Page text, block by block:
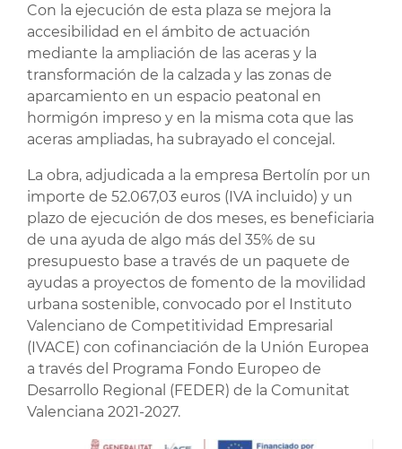
Con la ejecución de esta plaza se mejora la
accesibilidad en el ámbito de actuación
mediante la ampliación de las aceras y la
transformación de la calzada y las zonas de
aparcamiento en un espacio peatonal en
hormigón impreso y en la misma cota que las
aceras ampliadas, ha subrayado el concejal.
La obra, adjudicada a la empresa Bertolín por un
importe de 52.067,03 euros (IVA incluido) y un
plazo de ejecución de dos meses, es beneficiaria
de una ayuda de algo más del 35% de su
presupuesto base a través de un paquete de
ayudas a proyectos de fomento de la movilidad
urbana sostenible, convocado por el Instituto
Valenciano de Competitividad Empresarial
(IVACE) con cofinanciación de la Unión Europea
a través del Programa Fondo Europeo de
Desarrollo Regional (FEDER) de la Comunitat
Valenciana 2021-2027.